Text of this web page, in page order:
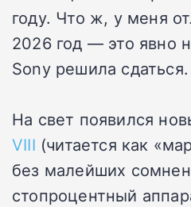
году. Что ж, у меня
2026 год — это явно
Sony решила сдаться.
На свет появился
VIII (читается как
без малейших
стопроцентный